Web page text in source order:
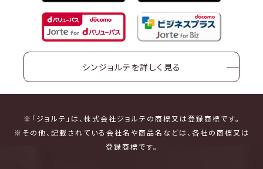
シンジョルテを詳しく見る
※「ジョルテ」は、株式会社ジョルテの商標又は登録商標です。
※その他、記載されている会社名や商品名などは、各社の商標又は
登録商標です。